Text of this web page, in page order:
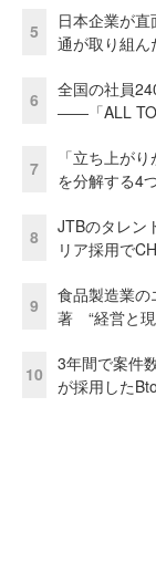
5
日本企業が
通が取り組ん
6
全国の社員
――「ALL
7
「立ち上が
を分解する4
8
JTBのタレン
リア採用で
9
食品製造業
著 “経営と現
10
3年間で案件
が採用した